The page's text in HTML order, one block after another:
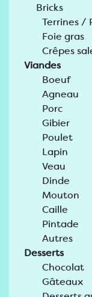
Bricks
Terrines /
Foie gras
Crêpes
Viandes
Boeuf
Agneau
Porc
Gibier
Poulet
Lapin
Veau
Dinde
Mouton
Caille
Pintade
Autres
Desserts
Chocolat
Gâteaux